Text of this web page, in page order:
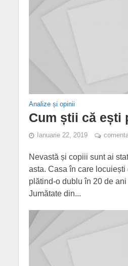
Analize și opinii
Cum știi că ești
Ianuarie 22, 2019
Nevastă și copiii sunt ai
asta. Casa în care locuiești
plătind-o dublu în 20 de
Jumătate din...